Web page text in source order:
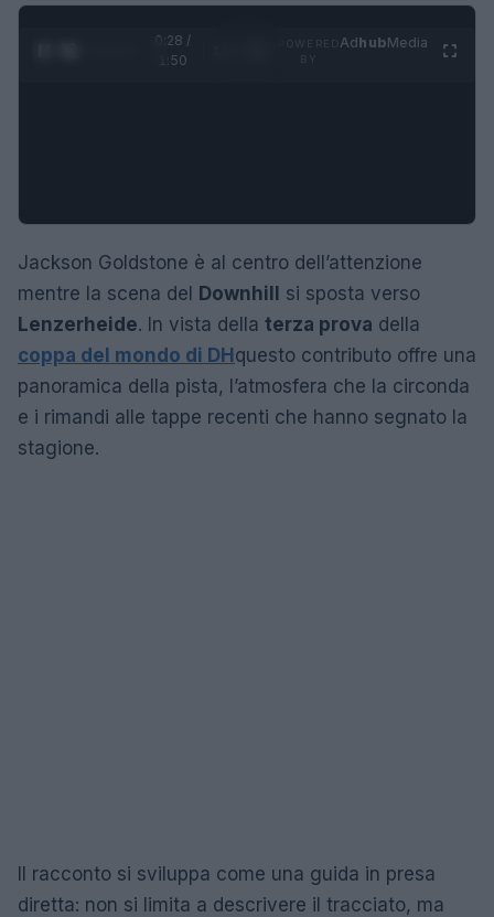
0:29 /
1:50
AdhubMedia
Jackson Goldstone è al centro dell’attenzione
mentre la scena del
Downhill
si sposta verso
Lenzerheide. In vista della terza prova della
coppa del mondo di DH questo contributo offre una
panoramica della pista, l’atmosfera che la circonda
e i rimandi alle tappe recenti che hanno segnato la
stagione.
Il racconto si sviluppa come una guida in presa
diretta: non si limita a descrivere il tracciato, ma